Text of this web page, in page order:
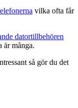
vilka ofta får
datortillbehören
är många.
så gör du det